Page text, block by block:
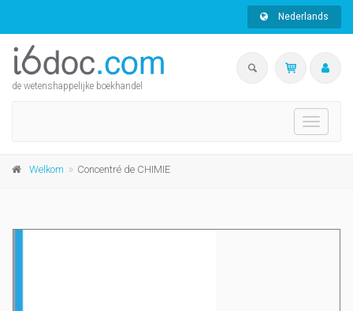
Nederlands
de wetenshappelijke boekhandel
Toggle
Welkom Concentré de CHIMIE